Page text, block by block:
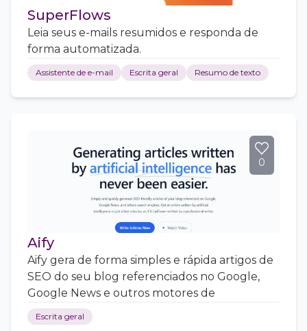
SuperFlows
Leia seus e-mails resumidos e responda de
forma automatizada.
Assistente de e-mail Escrita geral Resumo de texto
0
Aify
Aify gera de forma simples e rápida artigos de
SEO do seu blog referenciados no Google,
Google News e outros motores de
Escrita geral